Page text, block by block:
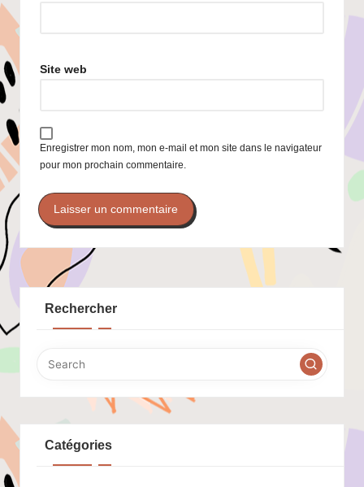
Site web
Enregistrer mon nom, mon e-mail et mon site dans le navigateur
pour mon prochain commentaire.
Rechercher
Catégories